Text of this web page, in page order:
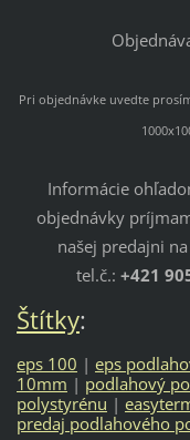
Pri objednávke uvedte
Informácie
objednávky
našej predajni na
tel.č.: +421
Štítky:
eps 100 | eps
10mm | podlahový
polystyrénu |
predaj podlahového